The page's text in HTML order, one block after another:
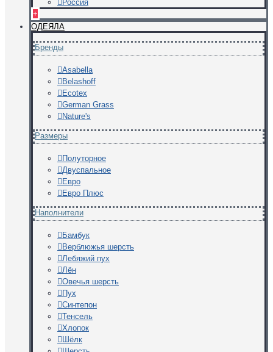
Россия
+
ОДЕЯЛА
Бренды
Asabella
Belashoff
Ecotex
German Grass
Nature's
Размеры
Полуторное
Двуспальное
Евро
Евро Плюс
Наполнители
Бамбук
Верблюжья шерсть
Лебяжий пух
Лён
Овечья шерсть
Пух
Синтепон
Тенсель
Хлопок
Шёлк